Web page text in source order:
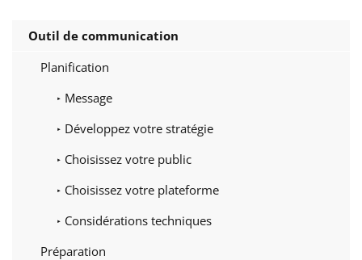
Outil de communication
Planification
Message
Développez votre stratégie
Choisissez votre public
Choisissez votre plateforme
Considérations techniques
Préparation